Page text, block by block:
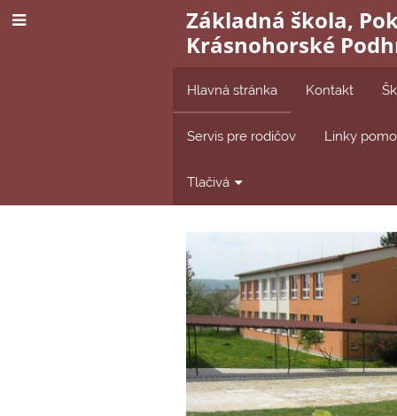
Základná škola,
Krásnohorské
Hlavná stránka Kontakt
Servis pre rodičov Linky
Tlačivá
Hlavná
stránka